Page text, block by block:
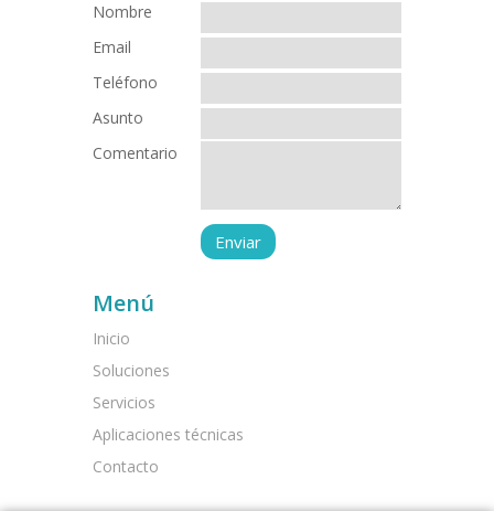
Nombre
Email
Teléfono
Asunto
Comentario
Menú
Inicio
Soluciones
Servicios
Aplicaciones técnicas
Contacto